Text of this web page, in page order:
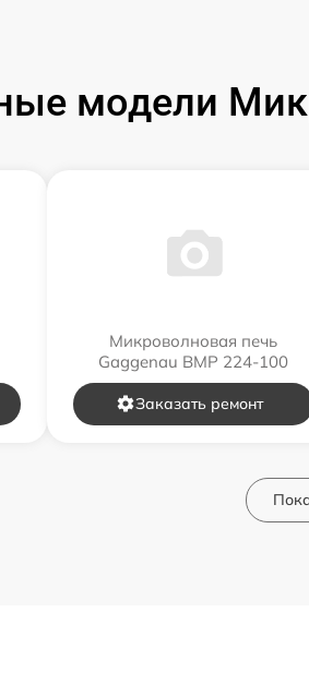
модели
Микроволновая печь
Gaggenau BMP 224-100
Заказать ремонт